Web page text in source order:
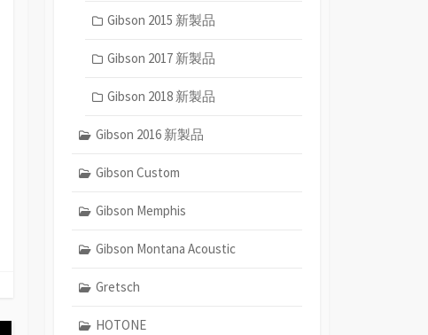
Gibson 2015 新製品
Gibson 2017 新製品
Gibson 2018 新製品
Gibson 2016 新製品
Gibson Custom
Gibson Memphis
Gibson Montana Acoustic
Gretsch
HOTONE